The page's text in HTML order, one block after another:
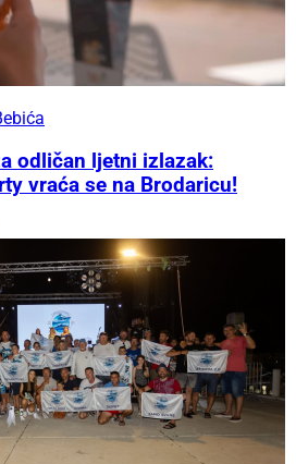
odličan ljetni izlazak:
vraća se na Brodaricu!